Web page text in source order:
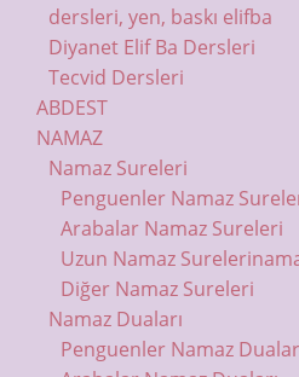
dersleri, yen, baskı elifba
Diyanet Elif Ba Dersleri
Tecvid Dersleri
ABDEST
NAMAZ
Namaz Sureleri
Penguenler Namaz
Arabalar Namaz Sureleri
Uzun Namaz Sureleri
Diğer Namaz Sureleri
Namaz Duaları
Penguenler Namaz